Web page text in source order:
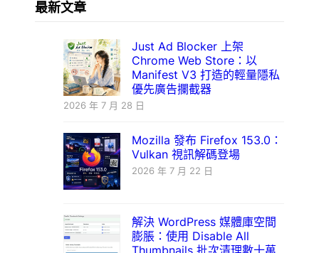
最新文章
Just Ad Blocker 上架
Chrome Web Store：以
Manifest V3 打造的輕量隱私
優先廣告攔截器
2026 年 7 月 28 日
Mozilla 發布 Firefox 153.0：
Vulkan 視訊解碼登場
2026 年 7 月 22 日
解決 WordPress 媒體庫空間
膨脹：使用 Disable All